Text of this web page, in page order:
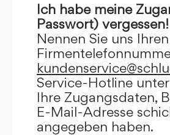
Ich habe meine
Passwort) vergessen!
Nennen Sie uns
Service-Hotline
Ihre Zugangsdaten,
E-Mail-Adresse
angegeben haben.